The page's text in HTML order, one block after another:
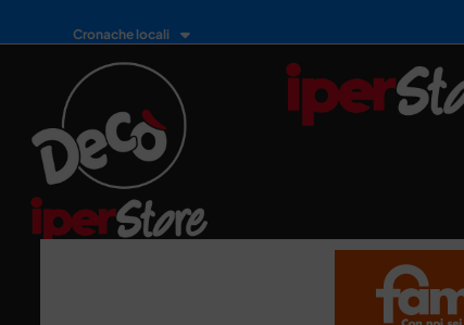
Cronache locali